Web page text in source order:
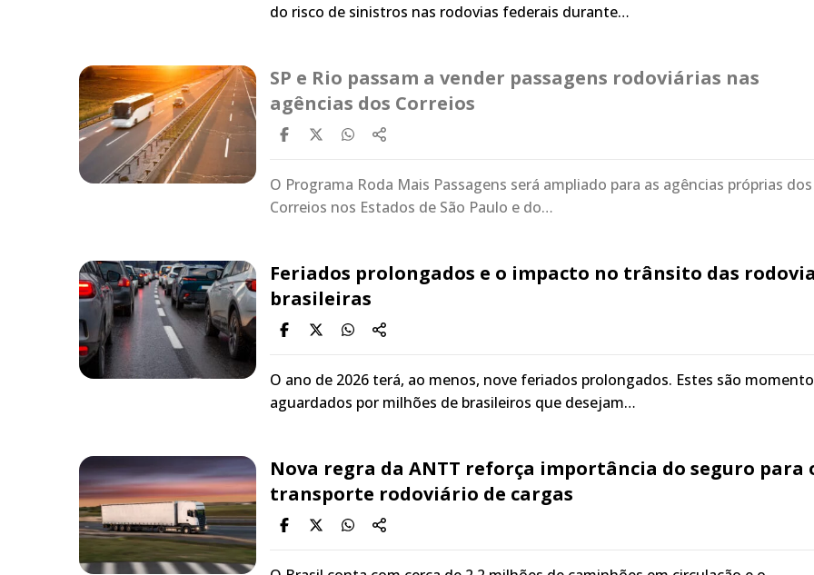
do risco de sinistros nas rodovias federais durante…
SP e Rio passam a vender passagens rodoviárias nas
agências dos Correios
O Programa Roda Mais Passagens será ampliado para as agências próprias dos
Correios nos Estados de São Paulo e do…
Feriados prolongados e o impacto no trânsito das
brasileiras
O ano de 2026 terá, ao menos, nove feriados prolongados. Estes são
aguardados por milhões de brasileiros que desejam…
Nova regra da ANTT reforça importância do seguro para
transporte rodoviário de cargas